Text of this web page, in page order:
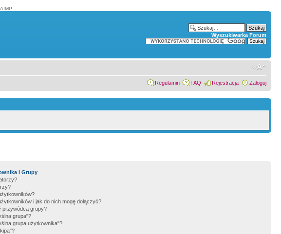
AIMP
Wyszukiwarka Forum
Regulamin FAQ Rejestracja Zaloguj
i Grupy
i jak do nich mogę dołączyć?
przywódcą grupy?
grupa"?
grupa użytkownika"?